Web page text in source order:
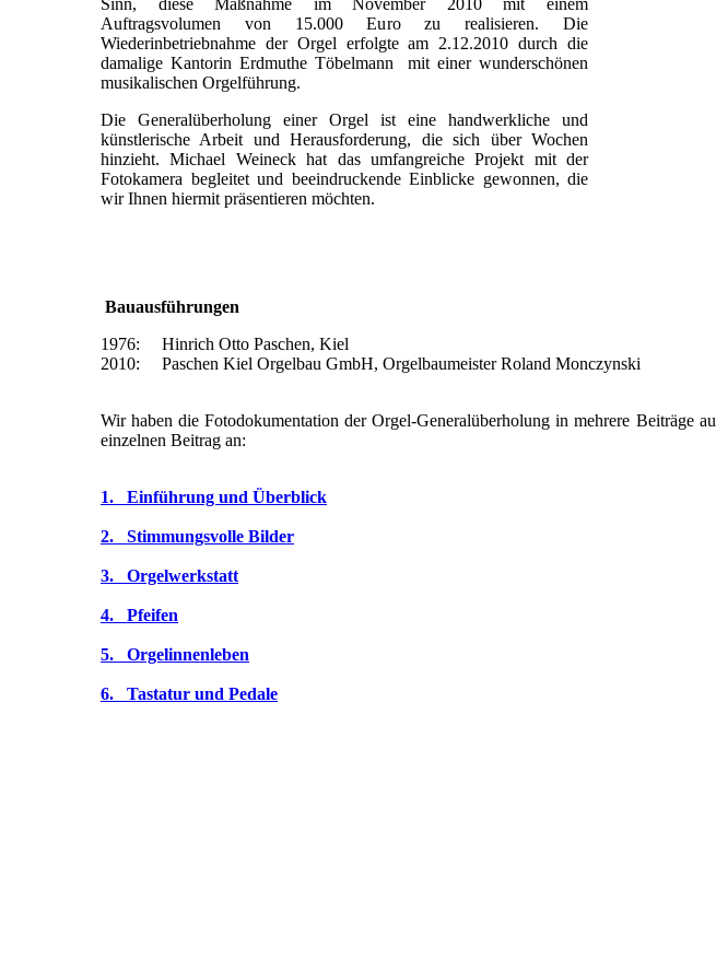
Sinn, diese Maßnahme im November 2010 mit einem
Auftragsvolumen von 15.000 Euro zu realisieren. Die
Wiederinbetriebnahme der Orgel erfolgte am 2.12.2010 durch die
damalige Kantorin Erdmuthe Töbelmann mit einer wunderschönen
musikalischen Orgelführung.
Die Generalüberholung einer Orgel ist eine handwerkliche und
künstlerische Arbeit und Herausforderung, die sich über Wochen
hinzieht. Michael Weineck hat das umfangreiche Projekt mit der
Fotokamera begleitet und beeindruckende Einblicke gewonnen, die
wir Ihnen hiermit präsentieren möchten.
Bauausführungen
1976: Hinrich Otto Paschen, Kiel
2010: Paschen Kiel Orgelbau GmbH, Orgelbaumeister Roland Monczynski
Wir haben die Fotodokumentation der Orgel-Generalüberholung in mehrere Beiträge
einzelnen Beitrag an:
1. Einführung und Überblick
2. Stimmungsvolle Bilder
3. Orgelwerkstatt
4. Pfeifen
5. Orgelinnenleben
6. Tastatur und Pedale